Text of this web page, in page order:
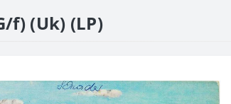
f) (Uk) (LP)